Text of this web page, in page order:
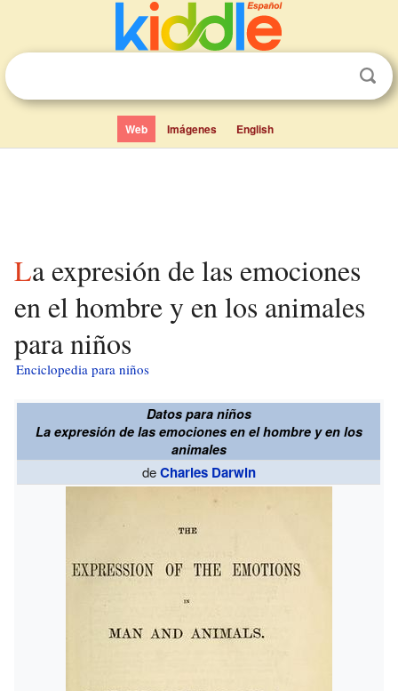
Web Imágenes English
La expresión de las emociones
en el hombre y en los animales
para niños
Enciclopedia para niños
Datos para niños
La expresión de las emociones en el hombre y en los
animales
de Charles Darwin